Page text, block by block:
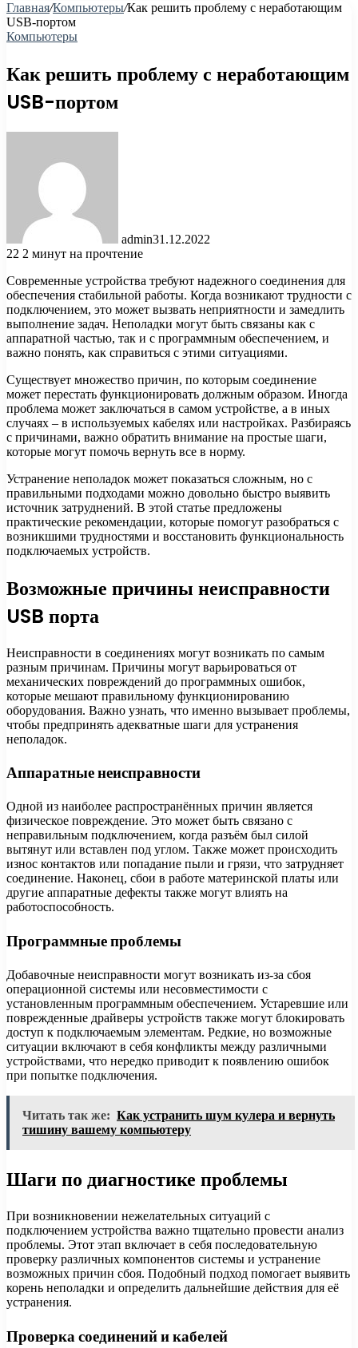
Главная/Компьютеры/Как решить проблему с неработающим
USB-портом
Компьютеры
Как решить проблему с неработающим
USB-портом
admin31.12.2022
22 2 минут на прочтение
Современные устройства требуют надежного соединения для
обеспечения стабильной работы. Когда возникают трудности с
подключением, это может вызвать неприятности и замедлить
выполнение задач. Неполадки могут быть связаны как с
аппаратной частью, так и с программным обеспечением, и
важно понять, как справиться с этими ситуациями.
Существует множество причин, по которым соединение
может перестать функционировать должным образом. Иногда
проблема может заключаться в самом устройстве, а в иных
случаях – в используемых кабелях или настройках. Разбираясь
с причинами, важно обратить внимание на простые шаги,
которые могут помочь вернуть все в норму.
Устранение неполадок может показаться сложным, но с
правильными подходами можно довольно быстро выявить
источник затруднений. В этой статье предложены
практические рекомендации, которые помогут разобраться с
возникшими трудностями и восстановить функциональность
подключаемых устройств.
Возможные причины неисправности
USB порта
Неисправности в соединениях могут возникать по самым
разным причинам. Причины могут варьироваться от
механических повреждений до программных ошибок,
которые мешают правильному функционированию
оборудования. Важно узнать, что именно вызывает проблемы,
чтобы предпринять адекватные шаги для устранения
неполадок.
Аппаратные неисправности
Одной из наиболее распространённых причин является
физическое повреждение. Это может быть связано с
неправильным подключением, когда разъём был силой
вытянут или вставлен под углом. Также может происходить
износ контактов или попадание пыли и грязи, что затрудняет
соединение. Наконец, сбои в работе материнской платы или
другие аппаратные дефекты также могут влиять на
работоспособность.
Программные проблемы
Добавочные неисправности могут возникать из-за сбоя
операционной системы или несовместимости с
установленным программным обеспечением. Устаревшие или
поврежденные драйверы устройств также могут блокировать
доступ к подключаемым элементам. Редкие, но возможные
ситуации включают в себя конфликты между различными
устройствами, что нередко приводит к появлению ошибок
при попытке подключения.
Читать так же: Как устранить шум кулера и вернуть
тишину вашему компьютеру
Шаги по диагностике проблемы
При возникновении нежелательных ситуаций с
подключением устройства важно тщательно провести анализ
проблемы. Этот этап включает в себя последовательную
проверку различных компонентов системы и устранение
возможных причин сбоя. Подобный подход помогает выявить
корень неполадки и определить дальнейшие действия для её
устранения.
Проверка соединений и кабелей